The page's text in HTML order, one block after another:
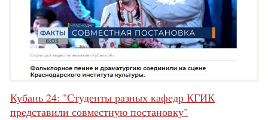
Кубань 24: "Студенты разных кафедр КГИК
представили совместную постановку"